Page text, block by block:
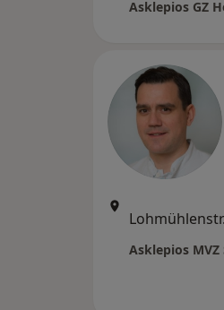
Asklepios GZ
Asklepios MVZ